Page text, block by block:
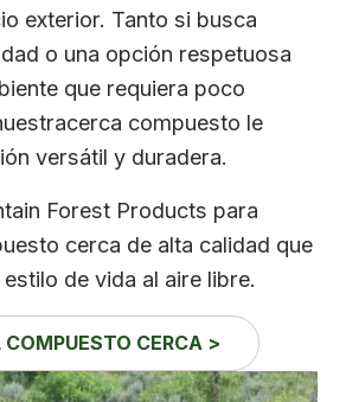
exterior. Tanto si busca
o una opción respetuosa
que requiera poco
compuesto le
versátil y duradera.
Forest Products para
cerca de alta calidad que
de vida al aire libre.
COMPUESTO CERCA >